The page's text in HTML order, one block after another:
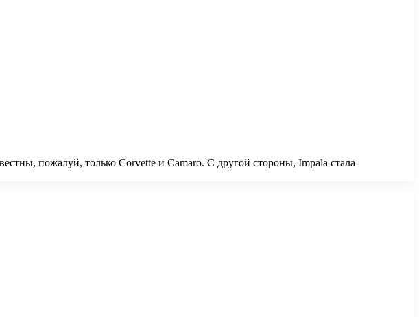
пожалуй, только Corvette и Camaro. С другой стороны, Impala стала